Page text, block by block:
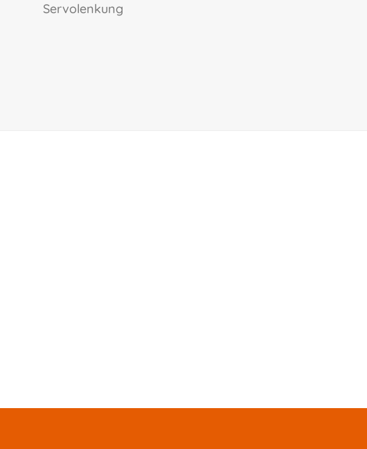
servolenkung